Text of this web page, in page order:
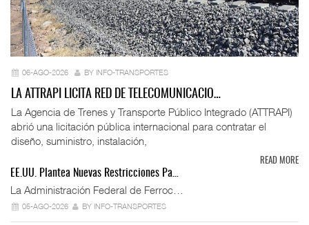
06-AGO-2026 BY INFO-TRANSPORTES
LA ATTRAPI LICITA RED DE TELECOMUNICACIO…
La Agencia de Trenes y Transporte Público Integrado (ATTRAPI)
abrió una licitación pública internacional para contratar el
diseño, suministro, instalación,
READ MORE
EE.UU. Plantea Nuevas Restricciones Pa…
La Administración Federal de Ferroc…
05-AGO-2026 BY INFO-TRANSPORTES